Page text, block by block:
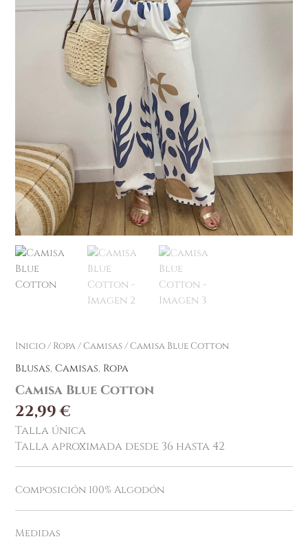
Inicio/ Ropa/Camisas/ Camisa Blue Cotton
Blusas, Camisas, Ropa
Camisa Blue Cotton
22,99€
Talla única
Talla aproximada desde 36 hasta 42
Composición 100% Algodón
Medidas